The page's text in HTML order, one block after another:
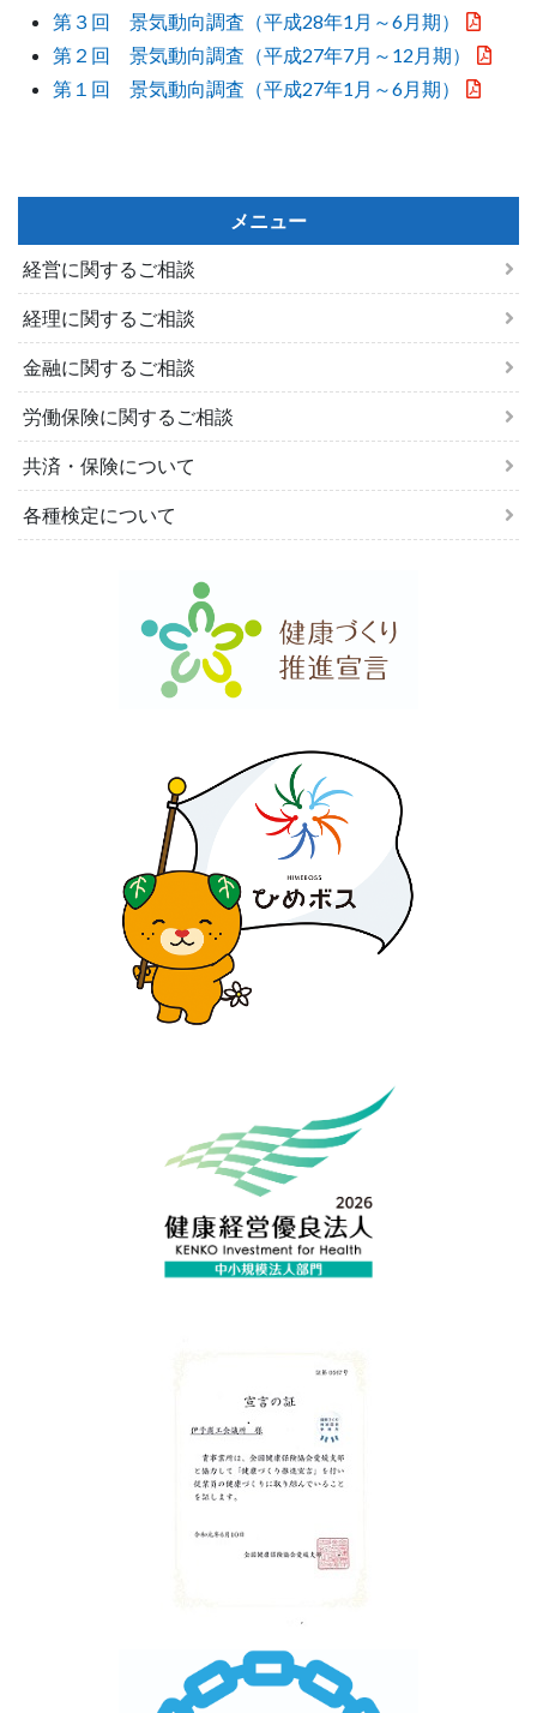
第３回 景気動向調査（平成28年1月～6月期）
第２回 景気動向調査（平成27年7月～12月期）
第１回 景気動向調査（平成27年1月～6月期）
メニュー
経営に関するご相談
経理に関するご相談
金融に関するご相談
労働保険に関するご相談
共済・保険について
各種検定について